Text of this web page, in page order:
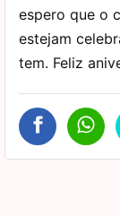
espero que o
estejam
tem. Feliz